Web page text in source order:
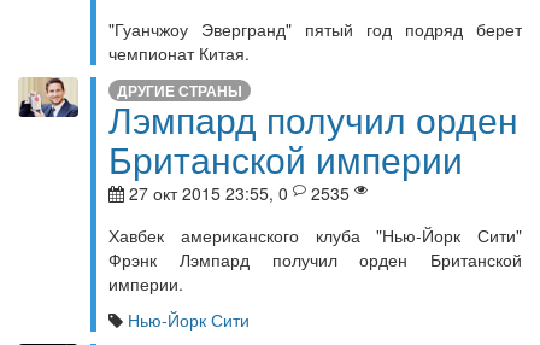
"Гуанчжоу Эвергранд" пятый год подряд берет
чемпионат Китая.
ДРУГИЕ СТРАНЫ
Лэмпард получил орден
Британской империи
27 окт 2015 23:55, 0
2535
Хавбек американского клуба "Нью-Йорк Сити"
Фрэнк Лэмпард получил орден Британской
империи.
Нью-Йорк Сити